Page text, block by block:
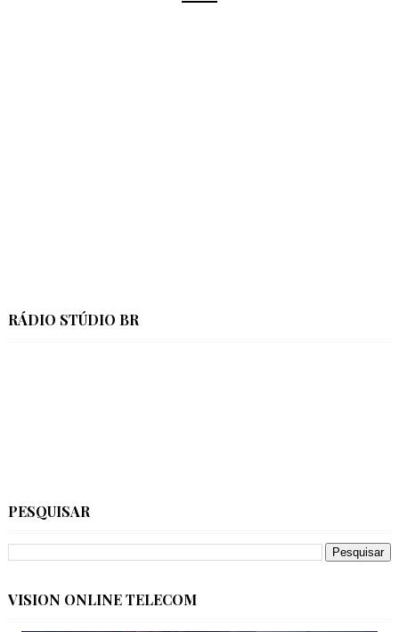
RÁDIO STÚDIO BR
PESQUISAR
VISION ONLINE TELECOM